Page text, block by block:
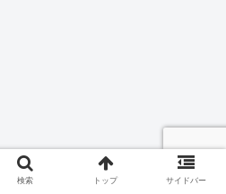
検索 トップ サイドバー